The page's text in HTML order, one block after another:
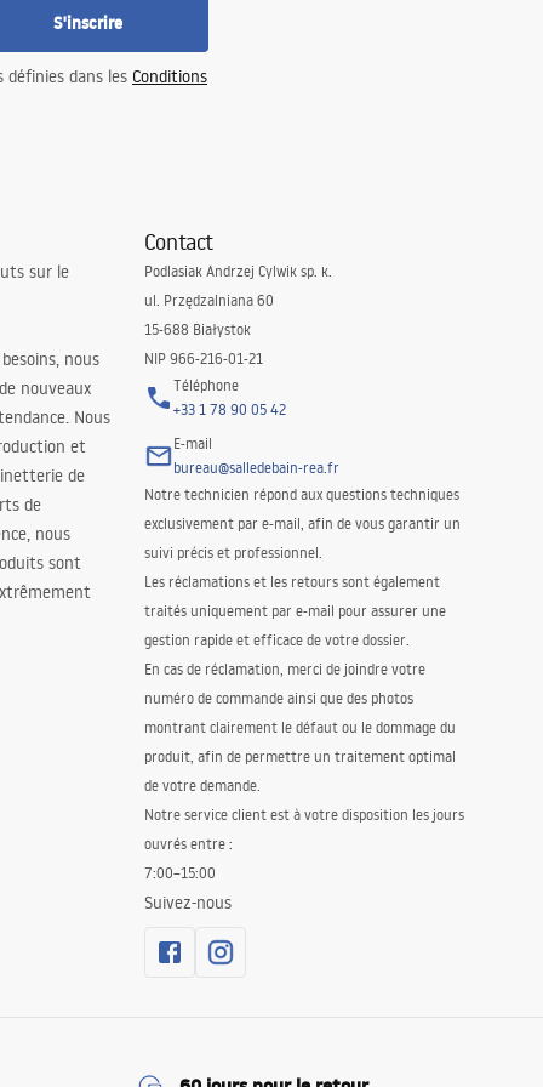
S'inscrire
dans les Conditions
sur le
nous
nouveaux
Nous
et
de
de
nous
sont
Contact
Podlasiak Andrzej Cylwik sp. k.
ul. Przędzalniana 60
15-688 Białystok
NIP 966-216-01-21
Téléphone
+33 1 78 90 05 42
E-mail
bureau@salledebain-rea.fr
Notre technicien répond aux questions techniques
exclusivement par e-mail, afin de vous garantir un
suivi précis et professionnel.
Les réclamations et les retours sont également
traités uniquement par e-mail pour assurer une
gestion rapide et efficace de votre dossier.
En cas de réclamation, merci de joindre votre
numéro de commande ainsi que des photos
montrant clairement le défaut ou le dommage du
produit, afin de permettre un traitement optimal
de votre demande.
Notre service client est à votre disposition les jours
ouvrés entre :
7:00–15:00
Suivez-nous